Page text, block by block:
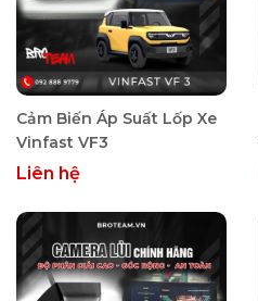
Cảm Biến Áp Suất Lốp Xe
Vinfast VF3
Liên hệ